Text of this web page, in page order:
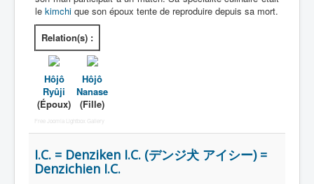
le kimchi que son époux tente de reproduire depuis sa mort.
Relation(s) :
Hôjô
Ryûji
(Époux)
Hôjô
Nanase
(Fille)
Free Joomla Lightbox Gallery
I.C. = Denziken I.C. (デンジ犬 アイシー) =
Denzichien I.C.